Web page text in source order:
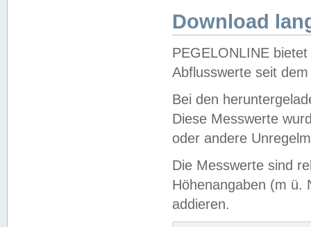
Download
PEGELONLINE
Abflusswerte seit
Bei den
Diese Messwerte
oder andere
Die Messwerte sind
Höhenangaben (m ü.
addieren.